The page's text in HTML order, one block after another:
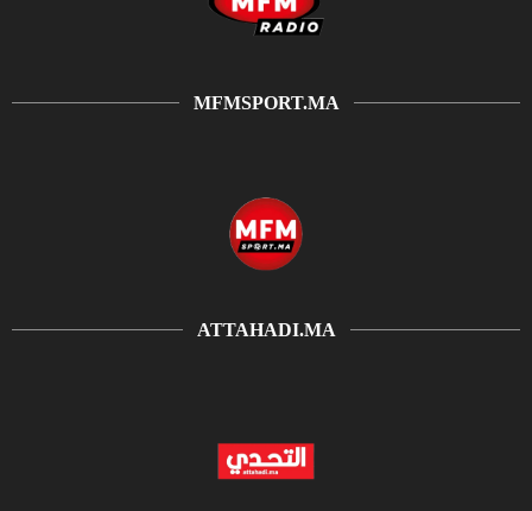
MFMSPORT.MA
ATTAHADI.MA